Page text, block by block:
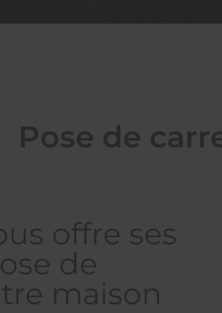
Pose de
offre ses
de
maison